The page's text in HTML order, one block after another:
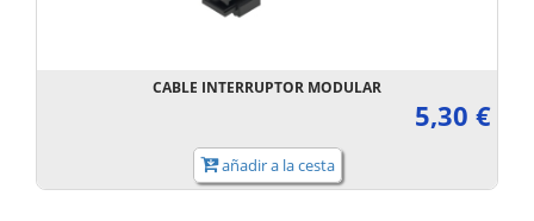
CABLE INTERRUPTOR MODULAR
5,30 €
añadir a la cesta